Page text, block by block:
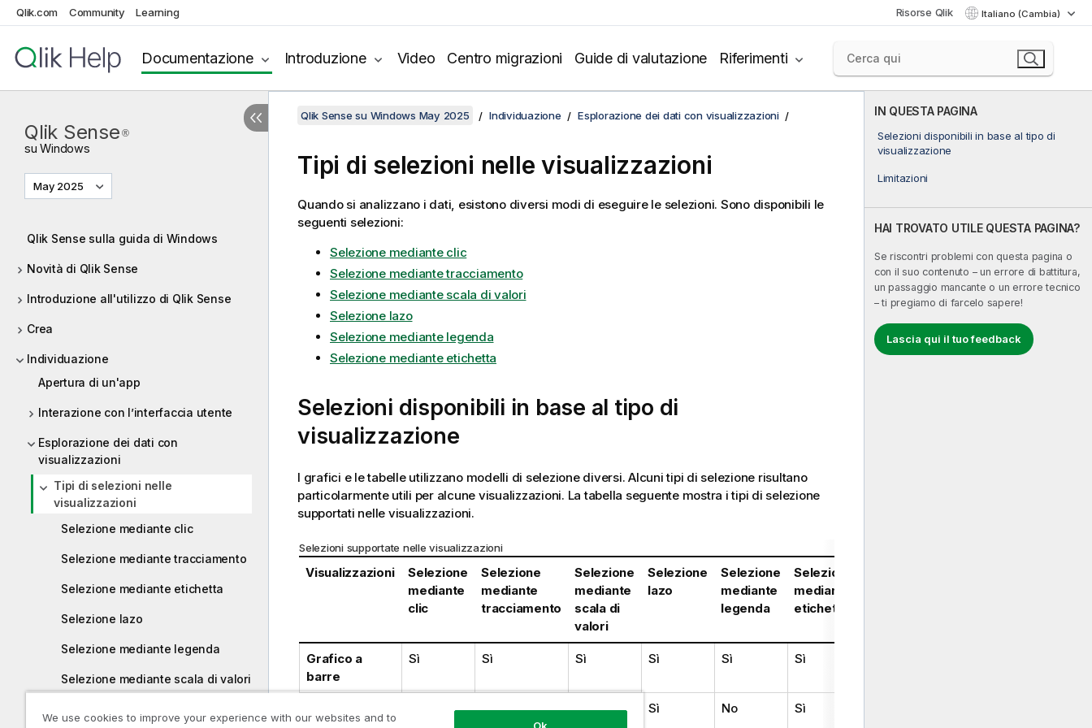
Qlik.com Community Learning Risorse Qlik Italiano (Cambia)
Documentazione Introduzione Video Centro migrazioni Guide di valutazione Riferimenti
Qlik Sense ®
suWindows
May 2025
Qlik Sense sulla guida di Windows
Novità di Qlik Sense
Introduzione all'utilizzo di Qlik Sense
Crea
Individuazione
Apertura di un'app
Interazione con l’interfaccia utente
Esplorazione dei dati con
visualizzazioni
Tipi di selezioni nelle
visualizzazioni
Selezione mediante clic
Selezione mediante tracciamento
Selezione mediante etichetta
Selezione lazo
Selezione mediante legenda
Selezione mediante scala di valori
Modello di selezione associativo
IN QUESTA PAGINA
Selezioni disponibili in base al tipo di
visualizzazione
Limitazioni
HAI TROVATO UTILE QUESTA PAGINA?
Se riscontri problemi con questa pagina o
con il suo contenuto – un errore di battitura,
un passaggio mancante o un errore tecnico
– ti pregiamo di farcelo sapere!
Lascia qui il tuo feedback
Qlik Sense su Windows May 2025 Individuazione Esplorazione dei dati con visualizzazioni
Tipi di selezioni nelle visualizzazioni
Quando si analizzano i dati, esistono diversi modi di eseguire le selezioni. Sono disponibili le
seguenti selezioni:
Selezione mediante clic
Selezione mediante tracciamento
Selezione mediante scala di valori
Selezione lazo
Selezione mediante legenda
Selezione mediante etichetta
Selezioni disponibili in base al tipo di
visualizzazione
I grafici e le tabelle utilizzano modelli di selezione diversi. Alcuni tipi di selezione risultano
particolarmente utili per alcune visualizzazioni. La tabella seguente mostra i tipi di selezione
supportati nelle visualizzazioni.
Selezioni supportate nelle visualizzazioni
Visualizzazioni
Selezione
mediante
clic
Selezione
mediante
tracciamento
Selezione
mediante
scala di
valori
Selezione
lazo
Selezione
mediante
legenda
Selezione
mediante
etichetta
Grafico a
barre
Sì Sì Sì Sì Sì Sì
Sì Sì Sì No Sì
We use cookies to improve your experience with our websites and to